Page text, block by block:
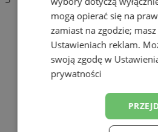
mogą opierać się na
zamiast na zgodzie;
Ustawieniach reklam.
swoją zgodę w
prywatności